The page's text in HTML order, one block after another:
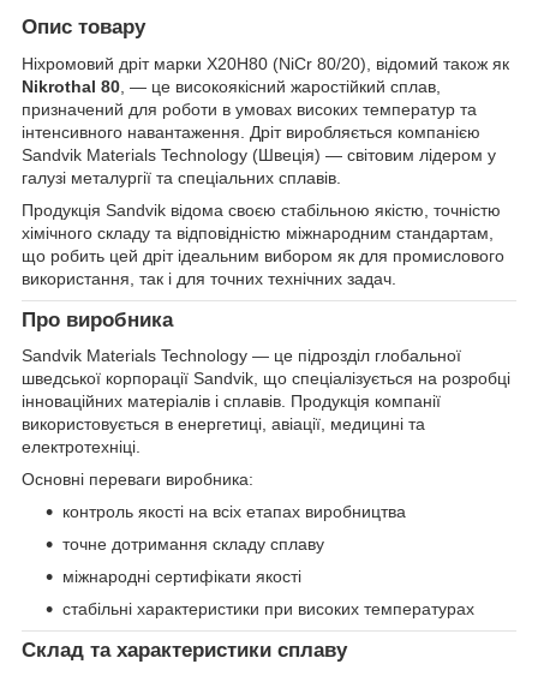
Опис товару
Ніхромовий дріт марки Х20Н80 (NiCr 80/20), відомий також як
Nikrothal 80 , — це високоякісний жаростійкий сплав,
призначений для роботи в умовах високих температур та
інтенсивного навантаження. Дріт виробляється компанією
Sandvik Materials Technology (Швеція) — світовим лідером у
галузі металургії та спеціальних сплавів.
Продукція Sandvik відома своєю стабільною якістю, точністю
хімічного складу та відповідністю міжнародним стандартам,
що робить цей дріт ідеальним вибором як для промислового
використання, так і для точних технічних задач.
Про виробника
Sandvik Materials Technology — це підрозділ глобальної
шведської корпорації Sandvik, що спеціалізується на розробці
інноваційних матеріалів і сплавів. Продукція компанії
використовується в енергетиці, авіації, медицині та
електротехніці.
Основні переваги виробника:
контроль якості на всіх етапах виробництва
точне дотримання складу сплаву
міжнародні сертифікати якості
стабільні характеристики при високих температурах
Склад та характеристики сплаву